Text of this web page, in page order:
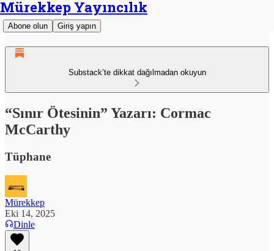
Mürekkep Yayıncılık
Abone olun Giriş yapın
Substack’te dikkat dağılmadan okuyun
“Sınır Ötesinin” Yazarı: Cormac
McCarthy
Tüphane
Mürekkep
Eki 14, 2025
Dinle